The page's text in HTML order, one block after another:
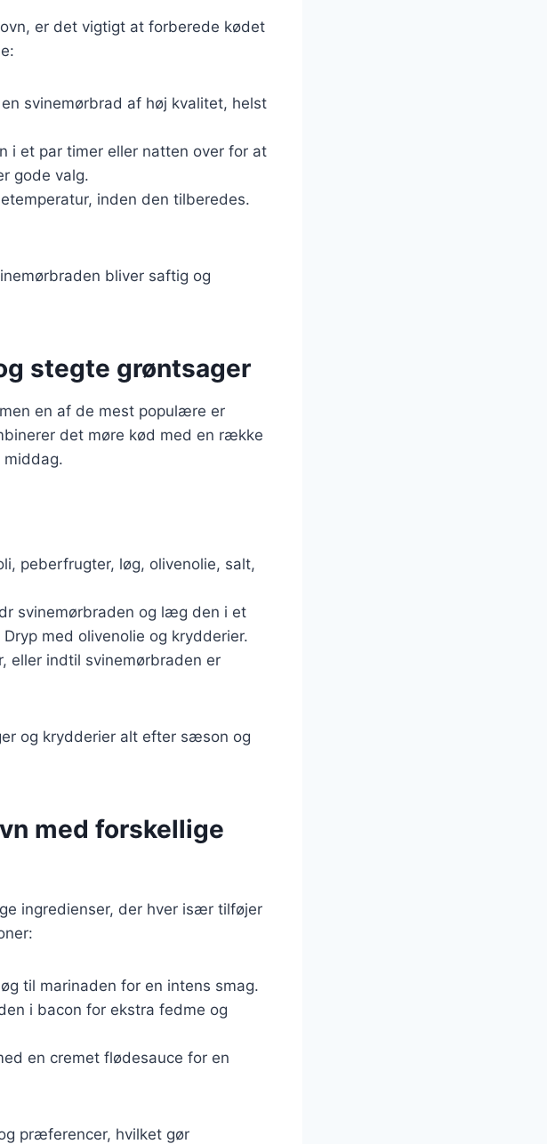
er det vigtigt at forberede kødet
svinemørbrad af høj kvalitet, helst
i et par timer eller natten over for at
gode valg.
inden den tilberedes.
bliver saftig og
stegte grøntsager
en af de mest populære er
det møre kød med en række
middag.
peberfrugter, løg, olivenolie, salt,
svinemørbraden og læg den i et
med olivenolie og krydderier.
eller indtil svinemørbraden er
og krydderier alt efter sæson og
med forskellige
ingredienser, der hver især tilføjer
til marinaden for en intens smag.
i bacon for ekstra fedme og
en cremet flødesauce for en
præferencer, hvilket gør